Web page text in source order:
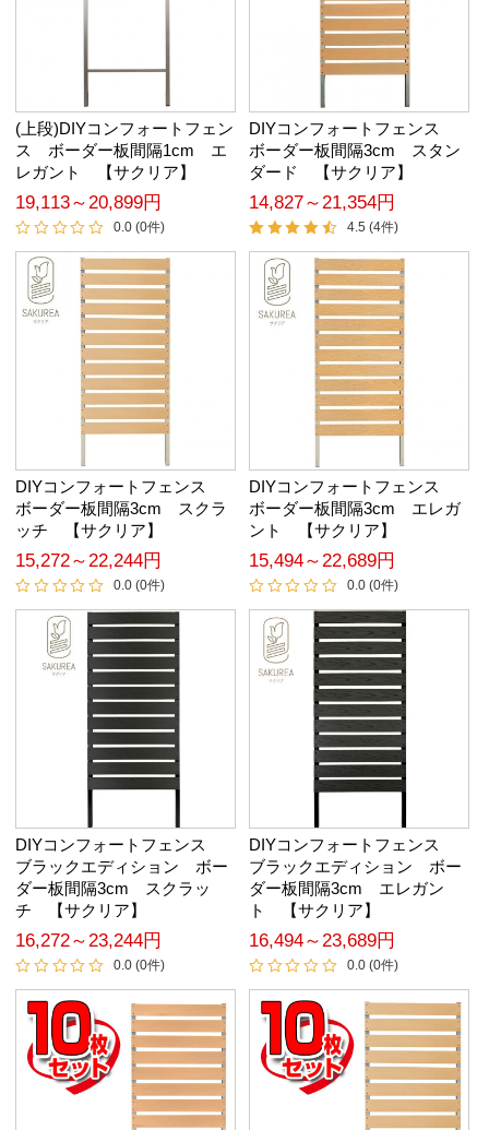
(上段)DIYコンフォートフェン
ス ボーダー板間隔1cm エ
レガント 【サクリア】
19,113～20,899円
0.0 (0件)
DIYコンフォートフェンス
ボーダー板間隔3cm スタン
ダード 【サクリア】
14,827～21,354円
4.5 (4件)
DIYコンフォートフェンス
ボーダー板間隔3cm スクラ
ッチ 【サクリア】
15,272～22,244円
0.0 (0件)
DIYコンフォートフェンス
ボーダー板間隔3cm エレガ
ント 【サクリア】
15,494～22,689円
0.0 (0件)
DIYコンフォートフェンス
ブラックエディション ボー
ダー板間隔3cm スクラッ
チ 【サクリア】
16,272～23,244円
0.0 (0件)
DIYコンフォートフェンス
ブラックエディション ボー
ダー板間隔3cm エレガン
ト 【サクリア】
16,494～23,689円
0.0 (0件)